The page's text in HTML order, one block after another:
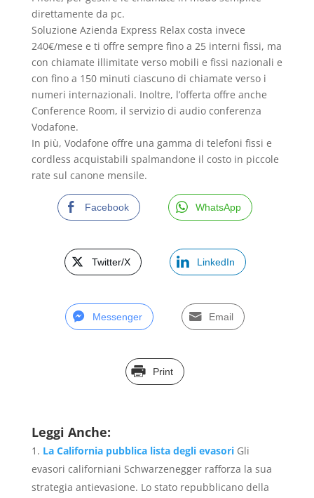
direttamente da pc.
Soluzione Azienda Express Relax costa invece
240€/mese e ti offre sempre fino a 25 interni fissi, ma
con chiamate illimitate verso mobili e fissi nazionali e
con fino a 150 minuti ciascuno di chiamate verso i
numeri internazionali. Inoltre, l’offerta offre anche
Conference Room, il servizio di audio conferenza
Vodafone.
In più, Vodafone offre una gamma di telefoni fissi e
cordless acquistabili spalmandone il costo in piccole
rate sul canone mensile.
Facebook WhatsApp
Twitter/X LinkedIn
Messenger Email
Print
Leggi Anche:
La California pubblica lista degli evasori Gli
evasori californiani Schwarzenegger rafforza la sua
strategia antievasione. Lo stato repubblicano della